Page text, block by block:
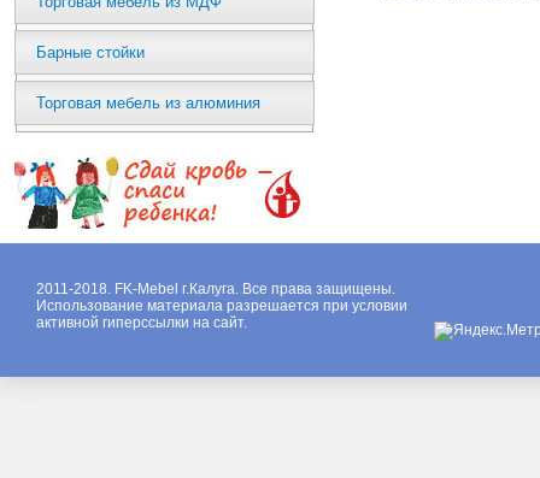
Барные стойки
Торговая мебель из алюминия
2011-2018. FK-Mebel г.Калуга. Все права защищены.
Использование материала разрешается при условии
активной гиперссылки на сайт.